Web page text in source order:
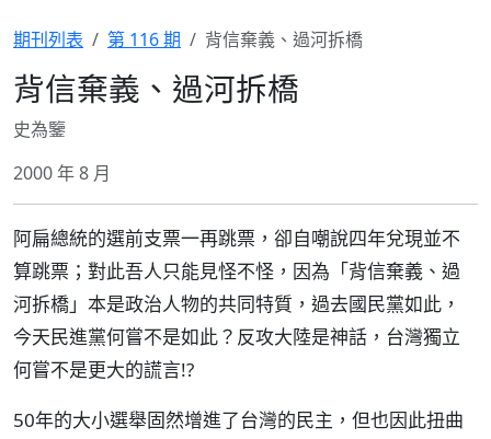
期刊列表 第 116 期 背信棄義、過河拆橋
背信棄義、過河拆橋
史為鑒
2000 年 8 月
阿扁總統的選前支票一再跳票，卻自嘲說四年兌現並不
算跳票；對此吾人只能見怪不怪，因為「背信棄義、過
河拆橋」本是政治人物的共同特質，過去國民黨如此，
今天民進黨何嘗不是如此？反攻大陸是神話，台灣獨立
何嘗不是更大的謊言!?
50年的大小選舉固然增進了台灣的民主，但也因此扭曲